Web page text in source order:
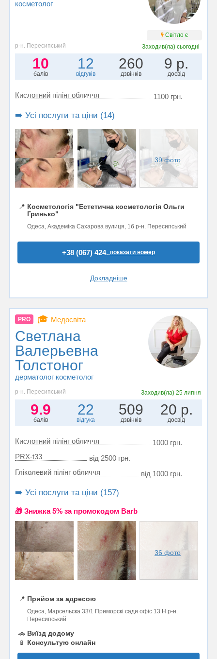
косметолог
Світло є
р-н. Пересипський
Заходив(ла)сьогодні
10
балів
12
відгуків
260
дзвінків
9 р.
досвід
Кислотний пілінг обличчя 1100 грн.
➡️ Усі послуги та ціни (14)
39 фото
📍 Косметологія "Естетична косметологія Ольги
Гринько"
Одеса, Академіка Сахарова вулиця, 1б р-н. Пересипський
+38 (067) 424..показати номер
Докладніше
PRO 🎓 Медосвіта
Светлана
Валерьевна
Толстоног
дерматолог косметолог
р-н. Пересипський Заходив(ла) 25 липня
9.9
балів
22
відгука
509
дзвінків
20 р.
досвід
Кислотний пілінг обличчя
1000 грн.
PRX-t33
від 2500 грн.
Гліколевий пілінг обличчя
від 1000 грн.
➡️ Усі послуги та ціни (157)
🎁 Знижка 5% за промокодом Barb
36 фото
📍 Прийом за адресою
Одеса, Марсельска 33\1 Приморскі сади офіс 13 Н р-н.
Пересипський
🚗 Виїзд додому
📱
Консультую онлайн